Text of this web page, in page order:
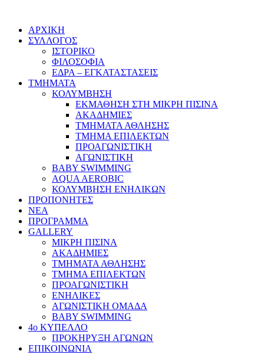
ΑΡΧΙΚΗ
ΣΥΛΛΟΓΟΣ
ΙΣΤΟΡΙΚΟ
ΦΙΛΟΣΟΦΙΑ
ΕΔΡΑ – ΕΓΚΑΤΑΣΤΑΣΕΙΣ
ΤΜΗΜΑΤΑ
ΚΟΛΥΜΒΗΣΗ
ΕΚΜΑΘΗΣΗ ΣΤΗ ΜΙΚΡΗ ΠΙΣΙΝΑ
ΑΚΑΔΗΜΙΕΣ
ΤΜΗΜΑΤΑ ΑΘΛΗΣΗΣ
ΤΜΗΜΑ ΕΠΙΛΕΚΤΩΝ
ΠΡΟΑΓΩΝΙΣΤΙΚΗ
ΑΓΩΝΙΣΤΙΚΗ
BABY SWIMMING
AQUA AEROBIC
ΚΟΛΥΜΒΗΣΗ ΕΝΗΛΙΚΩΝ
ΠΡΟΠΟΝΗΤΕΣ
ΝΕΑ
ΠΡΟΓΡΑΜΜΑ
GALLERY
ΜΙΚΡΗ ΠΙΣΙΝΑ
ΑΚΑΔΗΜΙΕΣ
ΤΜΗΜΑΤΑ ΑΘΛΗΣΗΣ
ΤΜΗΜΑ ΕΠΙΛΕΚΤΩΝ
ΠΡΟΑΓΩΝΙΣΤΙΚΗ
ΕΝΗΛΙΚΕΣ
ΑΓΩΝΙΣΤΙΚΗ ΟΜΑΔΑ
BABY SWIMMING
4ο ΚΥΠΕΛΛΟ
ΠΡΟΚΗΡΥΞΗ ΑΓΩΝΩΝ
ΕΠΙΚΟΙΝΩΝΙΑ